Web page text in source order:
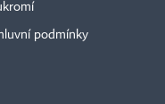
podmínky